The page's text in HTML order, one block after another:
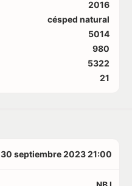
2016
césped natural
5014
980
5322
21
30 septiembre 2023 21:00